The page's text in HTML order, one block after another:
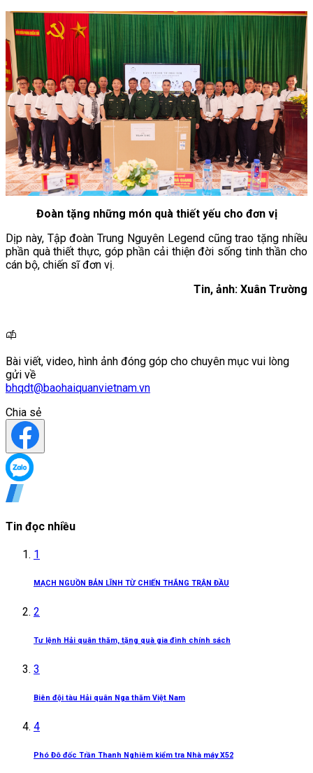
Đoàn tặng những món quà thiết yếu cho đơn vị
Dịp này, Tập đoàn Trung Nguyên Legend cũng trao tặng nhiều
phần quà thiết thực, góp phần cải thiện đời sống tinh thần cho
cán bộ, chiến sĩ đơn vị.
Tin, ảnh: Xuân Trường
Bài viết, video, hình ảnh đóng góp cho chuyên mục vui lòng
gửi về
bhqdt@baohaiquanvietnam.vn
Chia sẻ
Tin đọc nhiều
1
MẠCH NGUỒN BẢN LĨNH TỪ CHIẾN THẮNG TRẬN ĐẦU
2
Tư lệnh Hải quân thăm, tặng quà gia đình chính sách
3
Biên đội tàu Hải quân Nga thăm Việt Nam
4
Phó Đô đốc Trần Thanh Nghiêm kiểm tra Nhà máy X52